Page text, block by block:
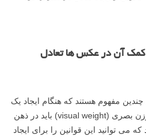
می کنید، در ابتدا چه می بینید؟ آن نقطه کانونی (focal point) شماست. پس
ترکیب بندی جالب، به طور کلی سلسله
ها چقدر «وزن بصری» دارند. وزن
است که عکاس می تواند به کمک آن
(معمولا سوژه اصلی) جلب کند.